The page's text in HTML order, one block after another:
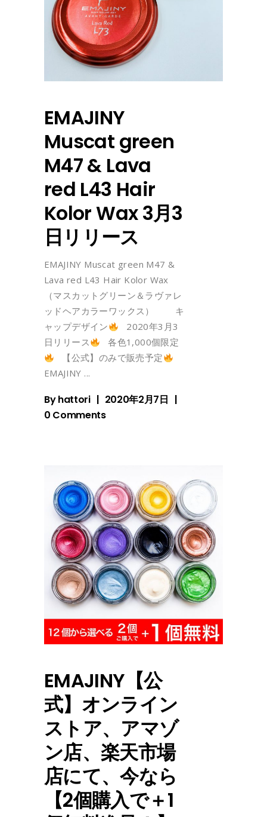
EMAJINY
Muscat green
M47 & Lava
red L43 Hair
Kolor Wax 3月3
日リリース
EMAJINY Muscat green M47 &
Lava red L43 Hair Kolor Wax
（マスカットグリーン＆ラヴァレ
ッドヘアカラーワックス） キ
ャップデザイン
2020年3月3
日リリース
各色1,000個限定
【公式】のみで販売予定
EMAJINY
Byhattori
2020年2月7日
0 Comments
EMAJINY【公
式】オンライン
ストア、アマゾ
ン店、楽天市場
店にて、今なら
【2個購入で＋1